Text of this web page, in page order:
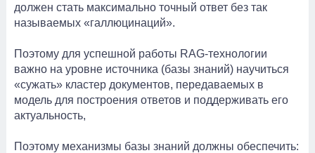
должен стать максимально точный ответ без так
называемых «галлюцинаций».
Поэтому для успешной работы RAG-технологии
важно на уровне источника (базы знаний) научиться
«сужать» кластер документов, передаваемых в
модель для построения ответов и поддерживать его
актуальность,
Поэтому механизмы базы знаний должны обеспечить: